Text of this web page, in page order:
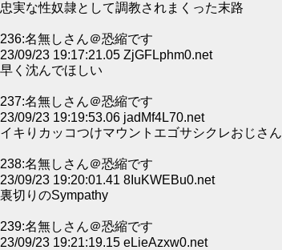
忠実な性奴隷として調教されまくった末路
236:名無しさん＠恐縮です
23/09/23 19:17:21.05 ZjGFLphm0.net
早く沈んでほしい
237:名無しさん＠恐縮です
23/09/23 19:19:53.06 jadMf4L70.net
イキりカッコつけマウントエゴサシクレおじさん
238:名無しさん＠恐縮です
23/09/23 19:20:01.41 8IuKWEBu0.net
裏切りのSympathy
239:名無しさん＠恐縮です
23/09/23 19:21:19.15 eLieAzxw0.net